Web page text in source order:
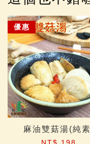
優惠
麻油雙菇湯(純